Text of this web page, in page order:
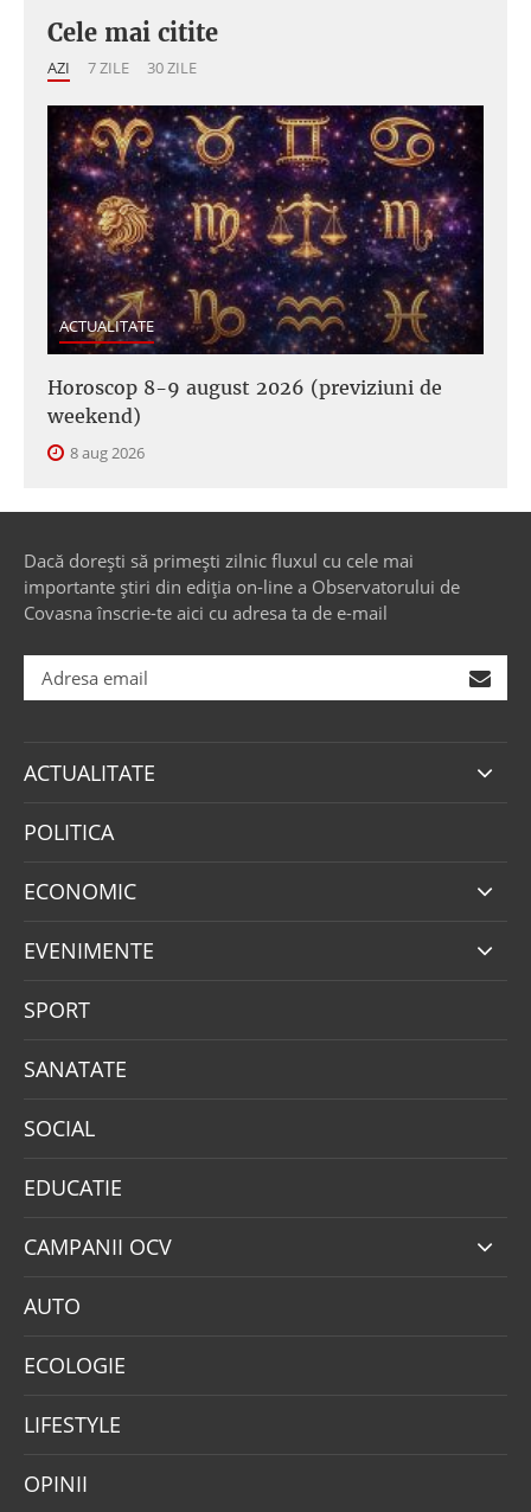
Cele mai citite
AZI 7 ZILE 30 ZILE
ACTUALITATE
Horoscop 8-9 august 2026 (previziuni de
weekend)
8 aug 2026
Dacă dorești să primești zilnic fluxul cu cele mai
importante știri din ediția on-line a Observatorului de
Covasna înscrie-te aici cu adresa ta de e-mail
ACTUALITATE
POLITICA
ECONOMIC
EVENIMENTE
SPORT
SANATATE
SOCIAL
EDUCATIE
CAMPANII OCV
AUTO
ECOLOGIE
LIFESTYLE
OPINII